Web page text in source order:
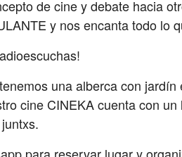
de cine y debate hacia
y nos encanta todo lo
una alberca con
cine CINEKA cuenta con